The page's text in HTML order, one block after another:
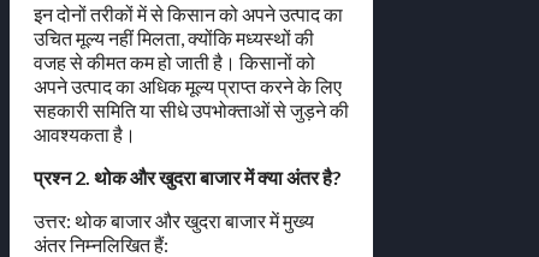
इन दोनों तरीकों में से किसान को अपने उत्पाद का
उचित मूल्य नहीं मिलता, क्योंकि मध्यस्थों की
वजह से कीमत कम हो जाती है। किसानों को
अपने उत्पाद का अधिक मूल्य प्राप्त करने के लिए
सहकारी समिति या सीधे उपभोक्ताओं से जुड़ने की
आवश्यकता है।
प्रश्न 2. थोक और खुदरा बाजार में क्या अंतर है?
उत्तर: थोक बाजार और खुदरा बाजार में मुख्य
अंतर निम्नलिखित हैं: